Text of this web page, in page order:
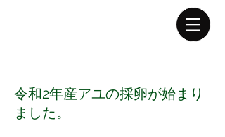
令和2年産アユの採卵が始まり
ました。